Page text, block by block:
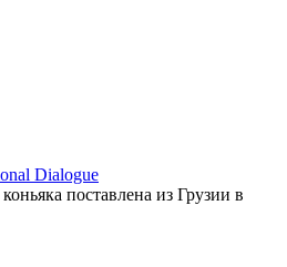
поставлена из Грузии в